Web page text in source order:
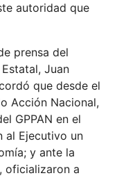
autoridad que
prensa del
Juan
que desde el
Acción Nacional,
GPPAN en el
al Ejecutivo un
y ante la
oficializaron a